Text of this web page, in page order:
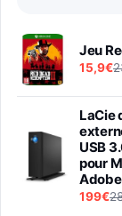
Jeu
15,9€
LaCie
USB
pour
199€